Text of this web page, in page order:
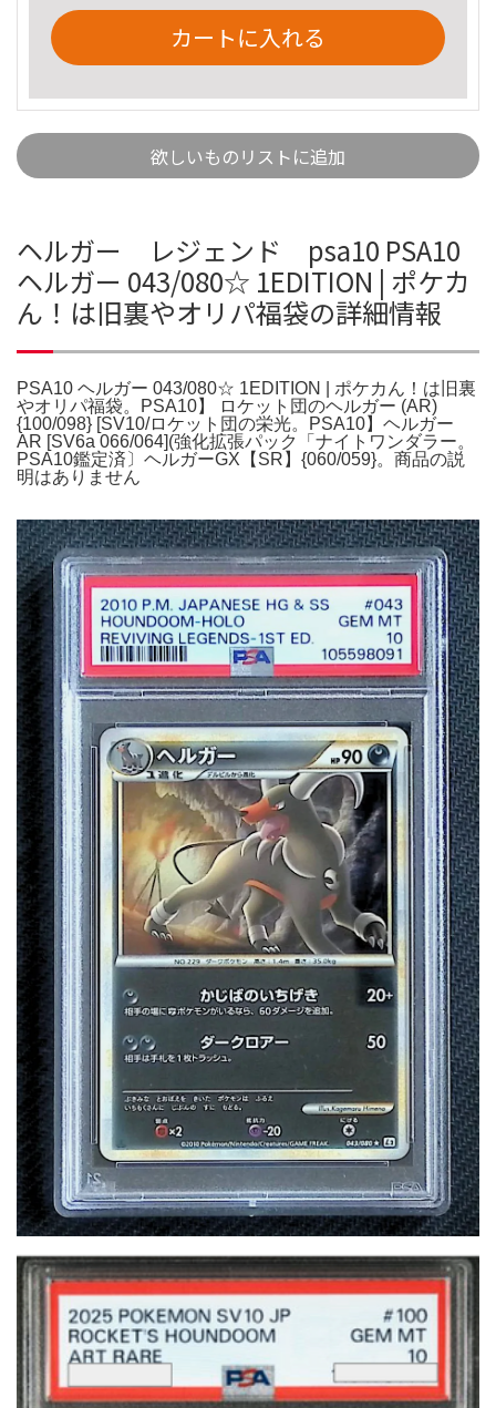
カートに入れる
欲しいものリストに追加
ヘルガー レジェンド psa10 PSA10
ヘルガー 043/080☆ 1EDITION | ポケカ
ん！は旧裏やオリパ福袋の詳細情報
PSA10 ヘルガー 043/080☆ 1EDITION | ポケカん！は旧裏
やオリパ福袋。PSA10】 ロケット団のヘルガー (AR)
{100/098} [SV10/ロケット団の栄光。PSA10】ヘルガー
AR [SV6a 066/064](強化拡張パック「ナイトワンダラー。
PSA10鑑定済〕ヘルガーGX【SR】{060/059}。商品の説
明はありません